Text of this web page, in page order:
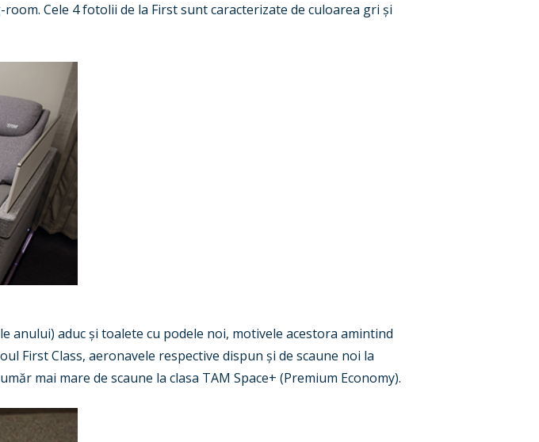
Cele 4 fotolii de la First sunt caracterizate de culoarea gri și
anului) aduc și toalete cu podele noi, motivele acestora amintind
First Class, aeronavele respective dispun și de scaune noi la
mai mare de scaune la clasa TAM Space+ (Premium Economy).